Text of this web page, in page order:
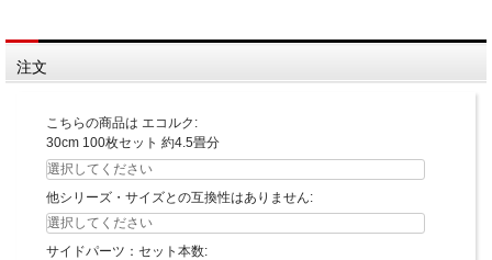
注文
こちらの商品は エコルク:
30cm 100枚セット 約4.5畳分
他シリーズ・サイズとの互換性はありません:
サイドパーツ：セット本数: